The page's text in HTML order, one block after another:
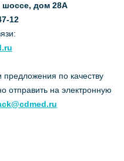
шоссе, дом 28А
12
по качеству
отправить на электронную